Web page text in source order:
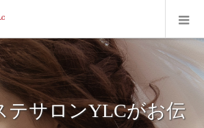
テサロンYLCがお伝